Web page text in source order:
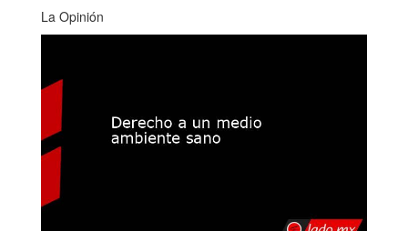
La Opinión